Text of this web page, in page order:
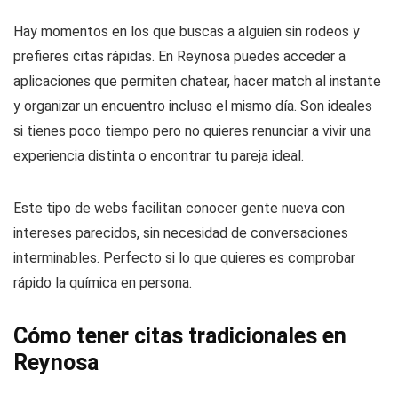
Hay momentos en los que buscas a alguien sin rodeos y
prefieres citas rápidas. En Reynosa puedes acceder a
aplicaciones que permiten chatear, hacer match al instante
y organizar un encuentro incluso el mismo día. Son ideales
si tienes poco tiempo pero no quieres renunciar a vivir una
experiencia distinta o encontrar tu pareja ideal.
Este tipo de webs facilitan conocer gente nueva con
intereses parecidos, sin necesidad de conversaciones
interminables. Perfecto si lo que quieres es comprobar
rápido la química en persona.
Cómo tener citas tradicionales en
Reynosa